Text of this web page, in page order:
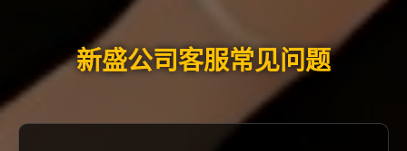
新盛公司客服常见问题